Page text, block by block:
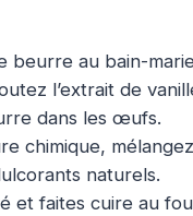
beurre au bain-
l’extrait de
dans les œufs.
chimique,
naturels.
et faites cuire au